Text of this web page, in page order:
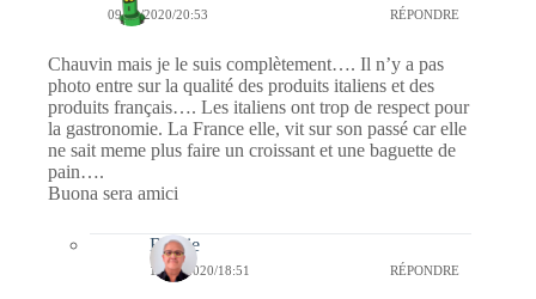
09/03/2020/20:53 RÉPONDRE
Chauvin mais je le suis complètement…. Il n’y a pas
photo entre sur la qualité des produits italiens et des
produits français…. Les italiens ont trop de respect pour
la gastronomie. La France elle, vit sur son passé car elle
ne sait meme plus faire un croissant et une baguette de
pain….
Buona sera amici
Bernie
10/03/2020/18:51 RÉPONDRE